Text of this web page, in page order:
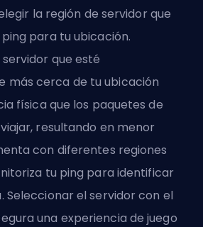
la región de servidor que
para tu ubicación.
que esté
más cerca de tu ubicación
física que los paquetes de
resultando en menor
con diferentes regiones
tu ping para identificar
Seleccionar el servidor con el
una experiencia de juego